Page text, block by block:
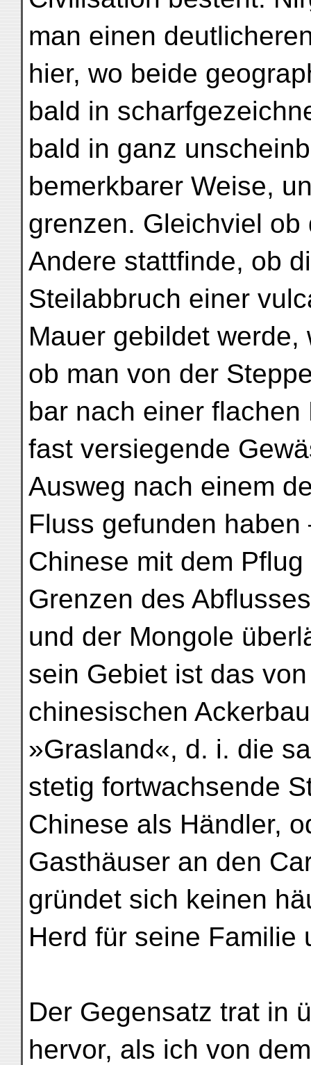
man einen
hier, wo beide
bald in
bald in ganz
bemerkbarer Weise,
grenzen. Gleichviel
Andere stattfinde, ob
Steilabbruch einer
Mauer gebildet
ob man von der
bar nach einer
fast versiegende
Ausweg nach einem
Fluss gefunden
Chinese mit dem
Grenzen des
und der Mongole
sein Gebiet ist das
chinesischen
»Grasland«, d. i. die
stetig fortwachsende
Chinese als Händler,
Gasthäuser an den
gründet sich keinen
Herd für seine Familie
Der Gegensatz trat in
hervor, als ich von